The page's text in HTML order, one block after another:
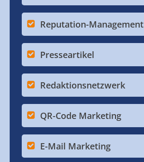
Reputation-Management
Presseartikel
Redaktionsnetzwerk
QR-Code Marketing
E-Mail Marketing